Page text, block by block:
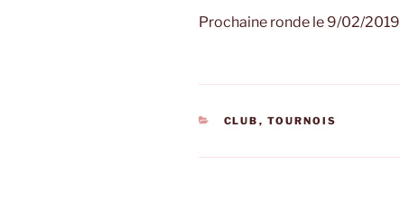
Prochaine ronde le 9/02/2019
CATÉGORIES
CLUB , TOURNOIS